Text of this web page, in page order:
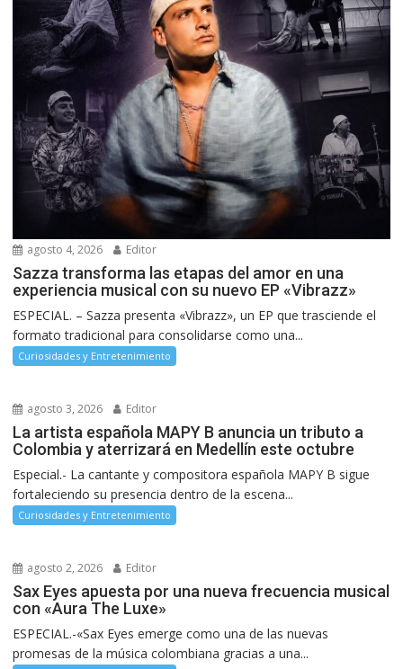
agosto 4, 2026 Editor
Sazza transforma las etapas del amor en una
experiencia musical con su nuevo EP «Vibrazz»
ESPECIAL. – Sazza presenta «Vibrazz», un EP que trasciende el
formato tradicional para consolidarse como una...
Curiosidades y Entretenimiento
agosto 3, 2026 Editor
La artista española MAPY B anuncia un tributo a
Colombia y aterrizará en Medellín este octubre
Especial.- La cantante y compositora española MAPY B sigue
fortaleciendo su presencia dentro de la escena...
Curiosidades y Entretenimiento
agosto 2, 2026 Editor
Sax Eyes apuesta por una nueva frecuencia musical
con «Aura The Luxe»
ESPECIAL.-«Sax Eyes emerge como una de las nuevas
promesas de la música colombiana gracias a una...